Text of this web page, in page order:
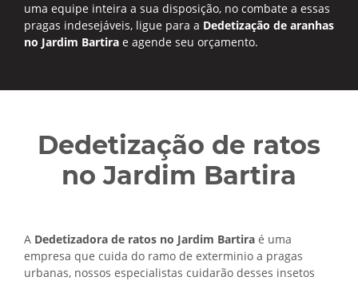
uma equipe inteira a sua disposição, no combate a essas
pragas indesejáveis, ligue para a Dedetização de aranhas
no Jardim Bartira e agende seu orçamento.
Dedetização de ratos
no Jardim Bartira
A Dedetizadora de ratos no Jardim Bartira é uma
empresa que cuida do ramo de exterminio a pragas
urbanas, nossos especialistas cuidarão desses insetos